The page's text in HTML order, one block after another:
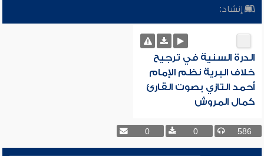
إنشاد:
الدرة السنية في ترجيح
خلاف البرية نظم الإمام
أحمد التازي بصوت القارئ
كمال المروش
586
0
0